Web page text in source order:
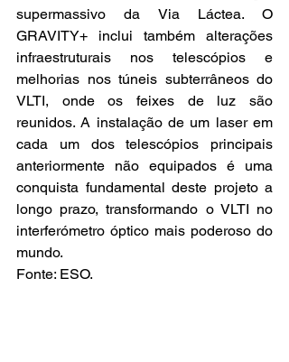
supermassivo da Via Láctea. O
GRAVITY+ inclui também alterações
infraestruturais nos telescópios e
melhorias nos túneis subterrâneos do
VLTI, onde os feixes de luz são
reunidos. A instalação de um laser em
cada um dos telescópios principais
anteriormente não equipados é uma
conquista fundamental deste projeto a
longo prazo, transformando o VLTI no
interferómetro óptico mais poderoso do
mundo.
Fonte: ESO.